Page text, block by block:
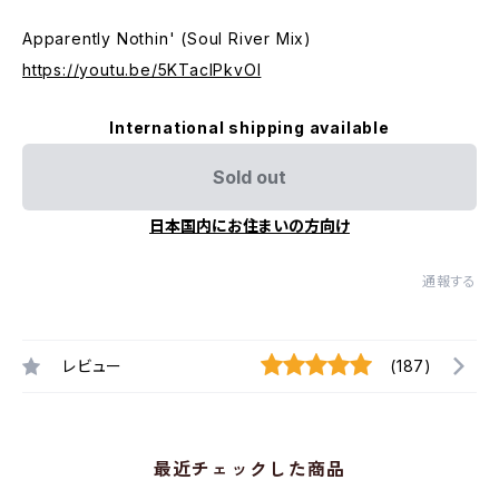
Apparently Nothin' (Soul River Mix)
https://youtu.be/5KTacIPkvOI
International shipping available
Sold out
日本国内にお住まいの方向け
通報する
レビュー (187)
最近チェックした商品